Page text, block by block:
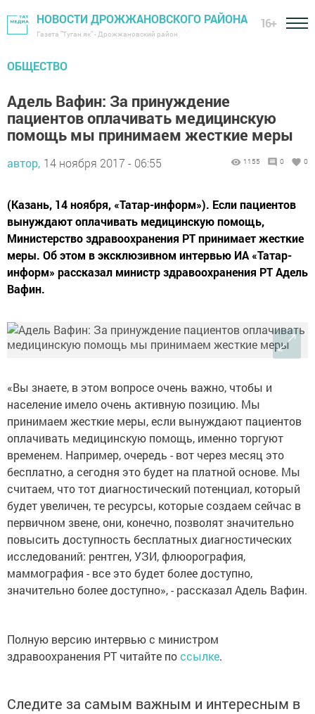
НОВОСТИ ДРОЖЖАНОВСКОГО РАЙОНА
Газета "Туган як" - Дрожжановский район
16+
ОБЩЕСТВО
Адель Вафин: За принуждение
пациентов оплачивать медицинскую
помощь мы принимаем жесткие меры
автор, 14 ноября 2017 - 06:55 1155 0 0
(Казань, 14 ноября, «Татар-информ»). Если пациентов
вынуждают оплачивать медицинскую помощь,
Министерство здравоохранения РТ принимает жесткие
меры. Об этом в эксклюзивном интервью ИА «Татар-
информ» рассказал министр здравоохранения РТ Адель
Вафин.
«Вы знаете, в этом вопросе очень важно, чтобы и
население имело очень активную позицию. Мы
принимаем жесткие меры, если вынуждают пациентов
оплачивать медицинскую помощь, именно торгуют
временем. Например, очередь - вот через месяц это
бесплатно, а сегодня это будет на платной основе. Мы
считаем, что тот диагностический потенциал, который
будет увеличен, те ресурсы, которые создаем сейчас в
первичном звене, они, конечно, позволят значительно
повысить доступность бесплатных диагностических
исследований: рентген, УЗИ, флюорография,
маммография - все это будет более доступно,
значительно более доступно», - рассказал Адель Вафин.
Полную версию интервью с министром
здравоохранения РТ читайте поссылке.
Следите за самым важным и интересным в